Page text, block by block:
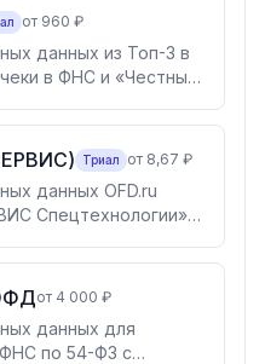
данных.
от 960 ₽
данных из Топ-3 в
в ФНС и «Честный
и арендой
в группу ВТБ.
Триал от 8,67 ₽
данных OFD.ru
Спецтехнологии»):
тарифами по дням и
Ferma® и
Для розницы,
и сезонного бизнеса.
от 4 000 ₽
данных для
по 54-ФЗ с